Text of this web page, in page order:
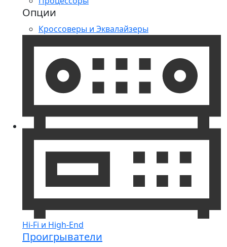
Опции
Кроссоверы и Эквалайзеры
Hi-Fi и High-End
Проигрыватели